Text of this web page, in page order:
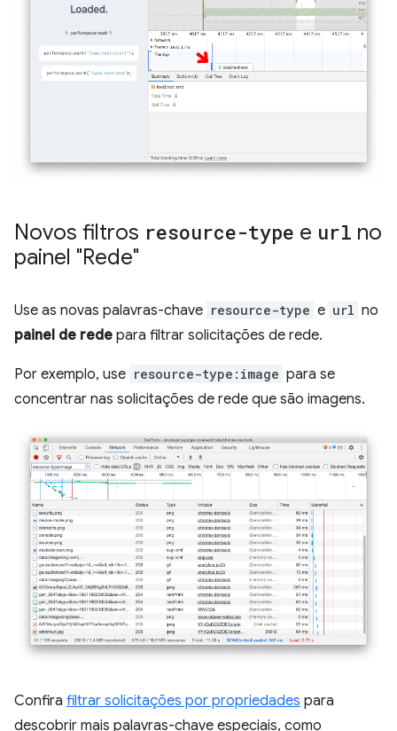
Novos filtros resource-type e url no
painel "Rede"
Use as novas palavras-chave resource-type e url no
painel de rede para filtrar solicitações de rede.
Por exemplo, use resource-type:image para se
concentrar nas solicitações de rede que são imagens.
Confira filtrar solicitações por propriedades para
descobrir mais palavras-chave especiais, como